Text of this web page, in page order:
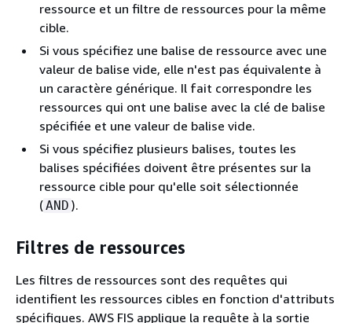
ressource et un filtre de ressources pour la même
cible.
Si vous spécifiez une balise de ressource avec une
valeur de balise vide, elle n'est pas équivalente à
un caractère générique. Il fait correspondre les
ressources qui ont une balise avec la clé de balise
spécifiée et une valeur de balise vide.
Si vous spécifiez plusieurs balises, toutes les
balises spécifiées doivent être présentes sur la
ressource cible pour qu'elle soit sélectionnée
(AND ).
Filtres de ressources
Les filtres de ressources sont des requêtes qui
identifient les ressources cibles en fonction d'attributs
spécifiques. AWS FIS applique la requête à la sortie